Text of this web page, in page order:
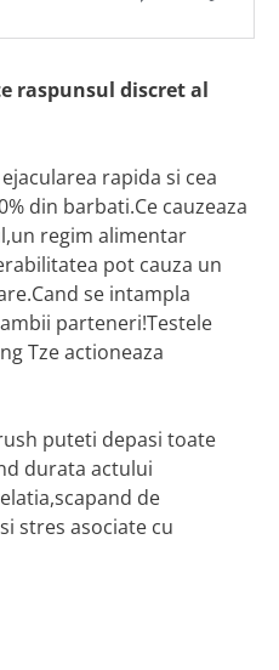
raspunsul discret al
rapida si cea
din barbati.Ce cauzeaza
regim alimentar
pot cauza un
se intampla
parteneri!Testele
Tze actioneaza
puteti depasi toate
durata actului
de
stres asociate cu